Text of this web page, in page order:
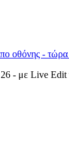
οθόνης -
- με Live Edit